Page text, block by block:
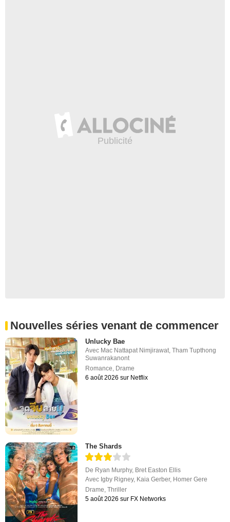
Nouvelles séries venant de commencer
Unlucky Bae
Avec Mac Nattapat Nimjirawat,Tham Tupthong
Suwanrakanont
Romance, Drame
6 août 2026 sur Netflix
The Shards
De Ryan Murphy, Bret Easton Ellis
Avec Igby Rigney, Kaia Gerber, Homer Gere
Drame ,Thriller
5 août 2026 sur FX Networks